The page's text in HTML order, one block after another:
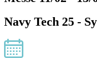
Navy Tech 25 -